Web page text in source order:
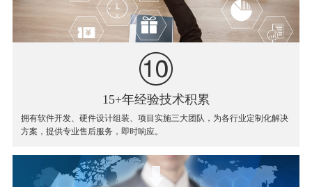
15+年经验技术积累
拥有软件开发、硬件设计组装、项目实施三大团队，为各行业定制化解决
方案，提供专业售后服务，即时响应。